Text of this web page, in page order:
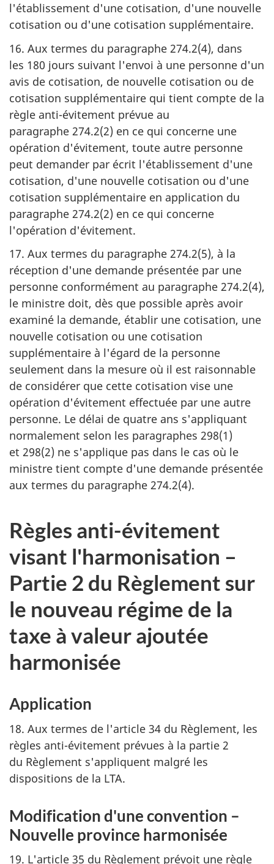
l'établissement d'une cotisation, d'une nouvelle
cotisation ou d'une cotisation supplémentaire.
16. Aux termes du paragraphe 274.2(4), dans
les 180 jours suivant l'envoi à une personne d'un
avis de cotisation, de nouvelle cotisation ou de
cotisation supplémentaire qui tient compte de la
règle anti-évitement prévue au
paragraphe 274.2(2) en ce qui concerne une
opération d'évitement, toute autre personne
peut demander par écrit l'établissement d'une
cotisation, d'une nouvelle cotisation ou d'une
cotisation supplémentaire en application du
paragraphe 274.2(2) en ce qui concerne
l'opération d'évitement.
17. Aux termes du paragraphe 274.2(5), à la
réception d'une demande présentée par une
personne conformément au paragraphe 274.2(4),
le ministre doit, dès que possible après avoir
examiné la demande, établir une cotisation, une
nouvelle cotisation ou une cotisation
supplémentaire à l'égard de la personne
seulement dans la mesure où il est raisonnable
de considérer que cette cotisation vise une
opération d'évitement effectuée par une autre
personne. Le délai de quatre ans s'appliquant
normalement selon les paragraphes 298(1)
et 298(2) ne s'applique pas dans le cas où le
ministre tient compte d'une demande présentée
aux termes du paragraphe 274.2(4).
Règles anti-évitement
visant l'harmonisation –
Partie 2 du Règlement sur
le nouveau régime de la
taxe à valeur ajoutée
harmonisée
Application
18. Aux termes de l'article 34 du Règlement, les
règles anti-évitement prévues à la partie 2
du Règlement s'appliquent malgré les
dispositions de la LTA.
Modification d'une convention –
Nouvelle province harmonisée
19. L'article 35 du Règlement prévoit une règle